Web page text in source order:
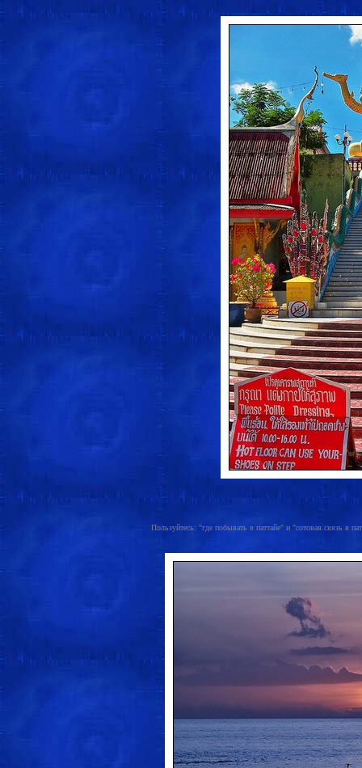
Пользуйтесь: "где побывать в паттайе" и "сотовая связь в